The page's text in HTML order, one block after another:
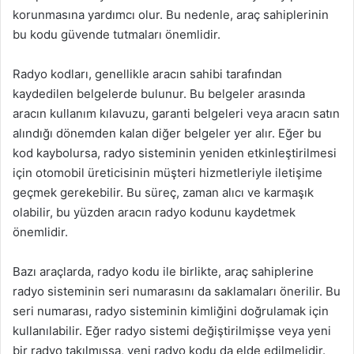
korunmasına yardımcı olur. Bu nedenle, araç sahiplerinin
bu kodu güvende tutmaları önemlidir.
Radyo kodları, genellikle aracın sahibi tarafından
kaydedilen belgelerde bulunur. Bu belgeler arasında
aracın kullanım kılavuzu, garanti belgeleri veya aracın satın
alındığı dönemden kalan diğer belgeler yer alır. Eğer bu
kod kaybolursa, radyo sisteminin yeniden etkinleştirilmesi
için otomobil üreticisinin müşteri hizmetleriyle iletişime
geçmek gerekebilir. Bu süreç, zaman alıcı ve karmaşık
olabilir, bu yüzden aracın radyo kodunu kaydetmek
önemlidir.
Bazı araçlarda, radyo kodu ile birlikte, araç sahiplerine
radyo sisteminin seri numarasını da saklamaları önerilir. Bu
seri numarası, radyo sisteminin kimliğini doğrulamak için
kullanılabilir. Eğer radyo sistemi değiştirilmişse veya yeni
bir radyo takılmışsa, yeni radyo kodu da elde edilmelidir.